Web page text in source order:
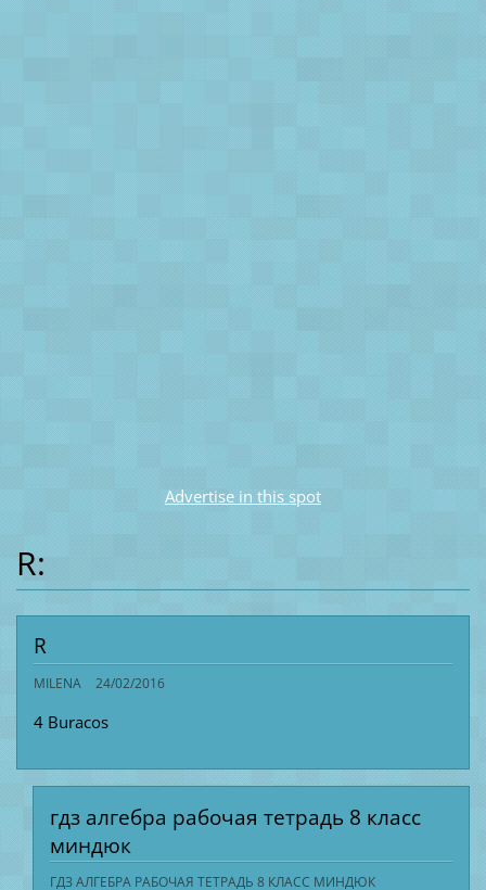
Advertise in this spot
R:
R
MILENA 24/02/2016
4 Buracos
гдз алгебра рабочая тетрадь 8 класс
миндюк
ГДЗ АЛГЕБРА РАБОЧАЯ ТЕТРАДЬ 8 КЛАСС МИНДЮК